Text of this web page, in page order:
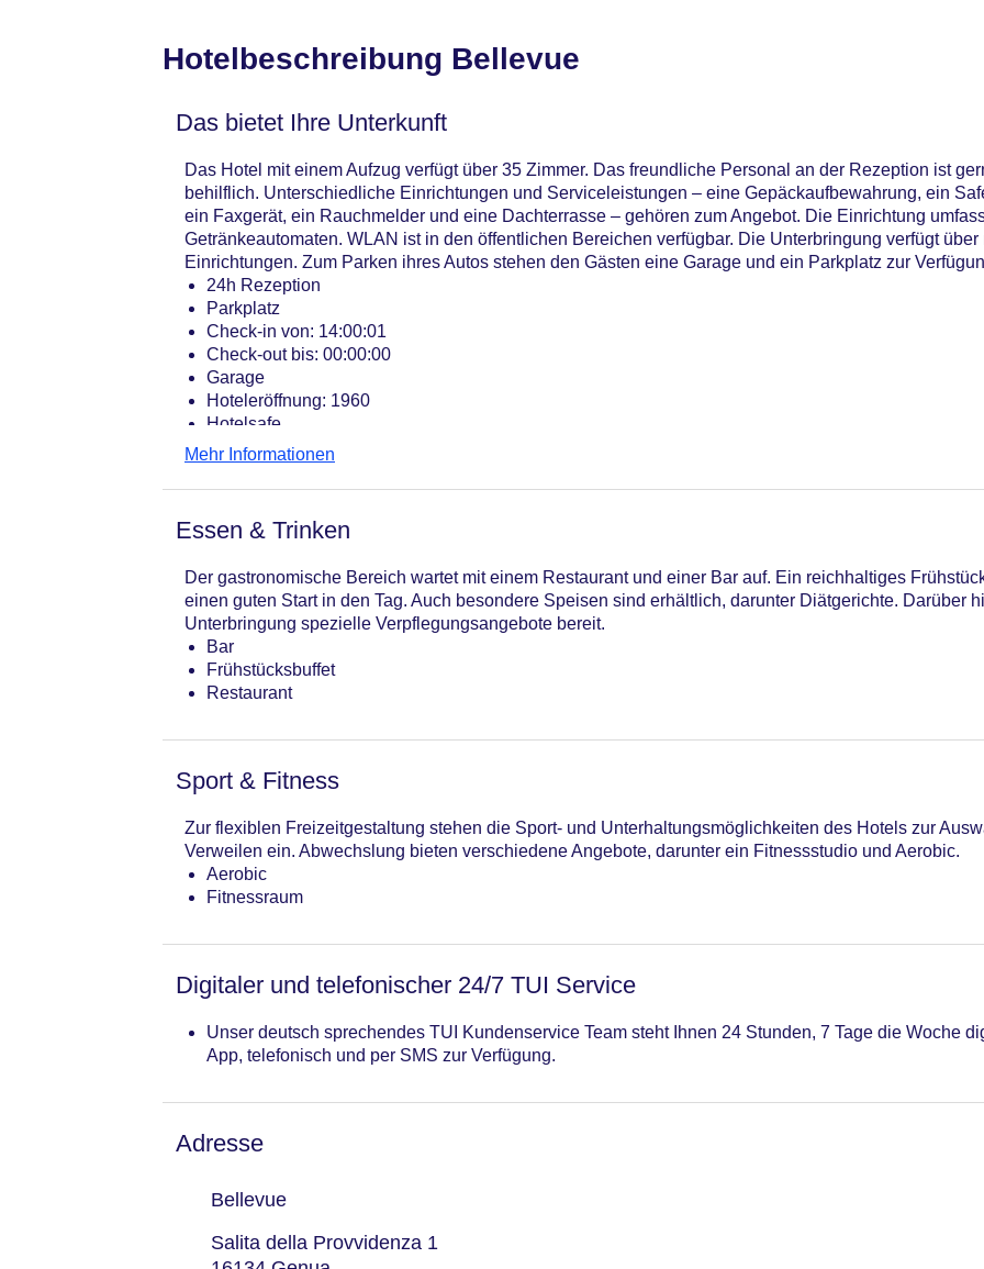
Hotelbeschreibung Bellevue
Das bietet Ihre Unterkunft
Das Hotel mit einem Aufzug verfügt über 35 Zimmer. Das freundliche Personal an der Rezeption ist
behilflich. Unterschiedliche Einrichtungen und Serviceleistungen – eine Gepäckaufbewahrung, ein
ein Faxgerät, ein Rauchmelder und eine Dachterrasse – gehören zum Angebot. Die Einrichtung
Getränkeautomaten. WLAN ist in den öffentlichen Bereichen verfügbar. Die Unterbringung verfügt
Einrichtungen. Zum Parken ihres Autos stehen den Gästen eine Garage und ein Parkplatz zur
24h Rezeption
Parkplatz
Check-in von: 14:00:01
Check-out bis: 00:00:00
Garage
Hoteleröffnung: 1960
Hotelsafe
WLAN/WiFi im Hotel
Anzahl der Aufzüge: 1
Sonnenterrasse
Gesamtanzahl der Zimmer: 35
Zahlungsarten: American Express, Mastercard, Visa
Landeskategorie: 3 Sterne
Mehr Informationen
Essen & Trinken
Der gastronomische Bereich wartet mit einem Restaurant und einer Bar auf. Ein reichhaltiges
einen guten Start in den Tag. Auch besondere Speisen sind erhältlich, darunter Diätgerichte. Darüber
Unterbringung spezielle Verpflegungsangebote bereit.
Bar
Frühstücksbuffet
Restaurant
Sport & Fitness
Zur flexiblen Freizeitgestaltung stehen die Sport- und Unterhaltungsmöglichkeiten des Hotels zur
Verweilen ein. Abwechslung bieten verschiedene Angebote, darunter ein Fitnessstudio und Aerobic.
Aerobic
Fitnessraum
Digitaler und telefonischer 24/7 TUI Service
Unser deutsch sprechendes TUI Kundenservice Team steht Ihnen 24 Stunden, 7 Tage die Woche
App, telefonisch und per SMS zur Verfügung.
Adresse
Bellevue
Salita della Provvidenza 1